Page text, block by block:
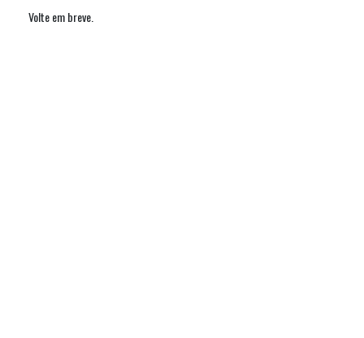
Volte em breve.